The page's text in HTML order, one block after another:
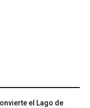
el Lago de